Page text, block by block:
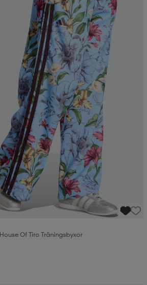
Of Tiro Träningsbyxor